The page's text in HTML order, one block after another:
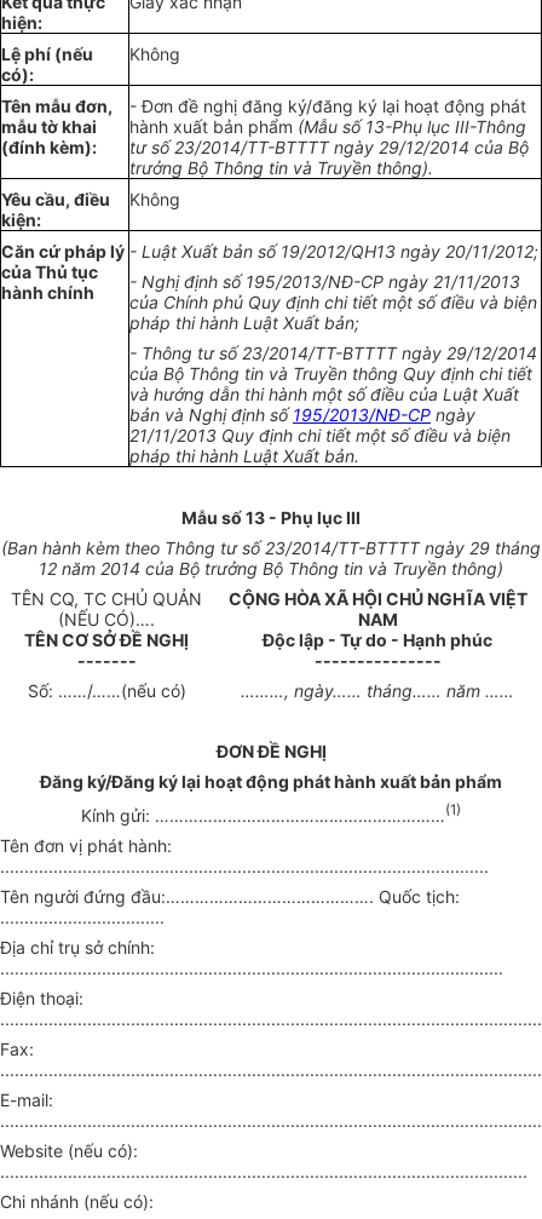
hiện:
Lệphí (nếu
có):
Không
Tên mẫu đơn,
mẫu tờkhai
(đính kèm):
- Đơn đề nghị đăng ký/đăng ký lại hoạt động phát
hành xuất bản phẩm (Mẫu số 13-Phụ lục III-Thông
tư số23/2014/TT-BTTTT ngày 29/12/2014 của Bộ
trưởng Bộ Thông tin và Truyền thông).
Yêu cầu, điều
kiện:
Không
Căn cứ pháp lý
của Thủ tục
hành chính
- Luật Xuất bản số 19/2012/QH13 ngày 20/11/2012;
- Nghị định số195/2013/NĐ-CP ngày 21/11/2013
của Chính phủ Quy định chi tiết một số điều và biện
pháp thi hành Luật Xuất bản;
- Thông tư số23/2014/TT-BTTTT ngày 29/12/2014
của Bộ Thông tin và Truyền thông Quy định chi tiết
và hướng dẫn thi hành một số điều của Luật Xuất
bản và Nghị định số 195/2013/NĐ-CP ngày
21/11/2013 Quy định chi tiết một số điều và biện
pháp thi hành Luật Xuất bản.
Mẫu số 13 - Phụ lục III
(Ban hành kèm theo Thông tư số 23/2014/TT-BTTTT ngày 29 tháng
12 năm 2014 của Bộ trưởng Bộ Thông tin và Truyền thông)
TÊN CQ, TC CHỦ QUẢN
(NẾU CÓ)….
TÊNCƠ SỞ ĐỀ NGHỊ
-------
CỘNG HÒA XÃ HỘI CHỦ NGHĨA VIỆT
NAM
Độc lập - Tự do - Hạnh phúc
---------------
Số: ……/……(nếu có) ………, ngày…… tháng…… năm ……
ĐƠN ĐỀ NGHỊ
Đăng ký/Đăng ký lại hoạt động phát hành xuất bản phẩm
Kính gửi: ……………………………………………………(1)
Tên đơn vị phát hành:
.....................................................................................................
Tên người đứng đầu:……………………………………. Quốc tịch:
..................................
Địa chỉ trụ sở chính:
........................................................................................................
Điện thoại:
Fax:
E-mail:
Website (nếu có):
.............................................................................................................
Chi nhánh (nếu có):